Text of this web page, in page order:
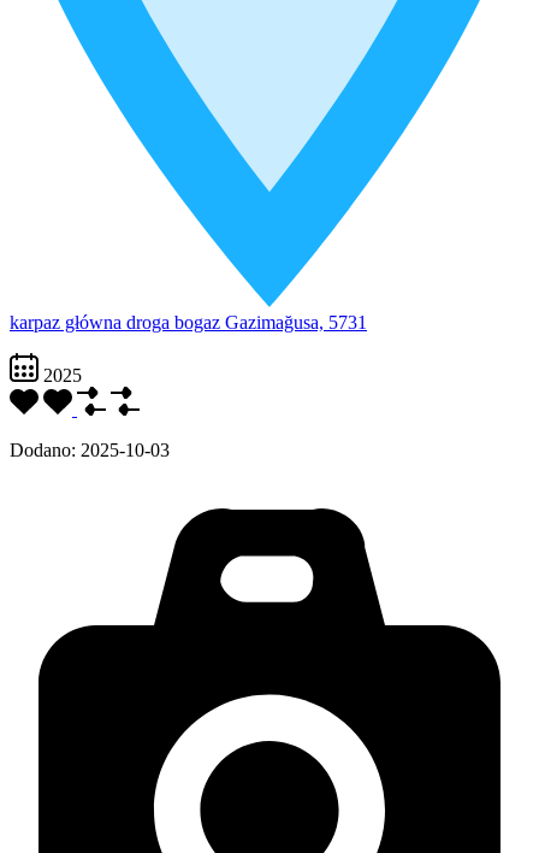
karpaz główna droga bogaz Gazimağusa, 5731
2025
Dodano: 2025-10-03